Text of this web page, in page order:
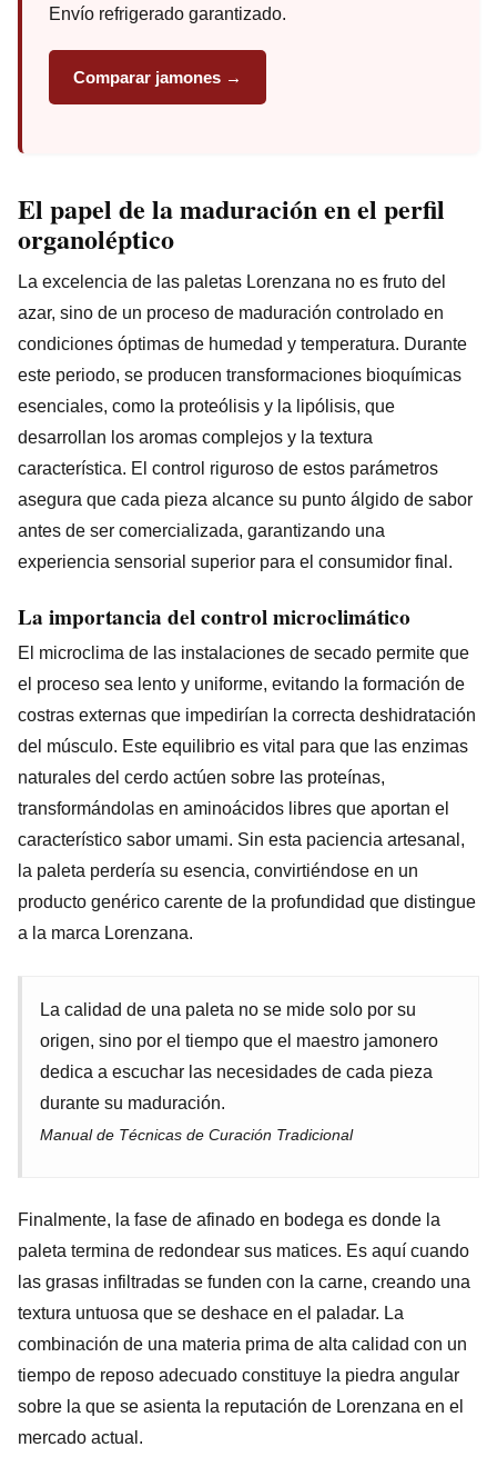
Envío refrigerado garantizado.
Comparar jamones →
El papel de la maduración en el perfil
organoléptico
La excelencia de las paletas Lorenzana no es fruto del
azar, sino de un proceso de maduración controlado en
condiciones óptimas de humedad y temperatura. Durante
este periodo, se producen transformaciones bioquímicas
esenciales, como la proteólisis y la lipólisis, que
desarrollan los aromas complejos y la textura
característica. El control riguroso de estos parámetros
asegura que cada pieza alcance su punto álgido de sabor
antes de ser comercializada, garantizando una
experiencia sensorial superior para el consumidor final.
La importancia del control microclimático
El microclima de las instalaciones de secado permite que
el proceso sea lento y uniforme, evitando la formación de
costras externas que impedirían la correcta deshidratación
del músculo. Este equilibrio es vital para que las enzimas
naturales del cerdo actúen sobre las proteínas,
transformándolas en aminoácidos libres que aportan el
característico sabor umami. Sin esta paciencia artesanal,
la paleta perdería su esencia, convirtiéndose en un
producto genérico carente de la profundidad que distingue
a la marca Lorenzana.
La calidad de una paleta no se mide solo por su
origen, sino por el tiempo que el maestro jamonero
dedica a escuchar las necesidades de cada pieza
durante su maduración.
Manual de Técnicas de Curación Tradicional
Finalmente, la fase de afinado en bodega es donde la
paleta termina de redondear sus matices. Es aquí cuando
las grasas infiltradas se funden con la carne, creando una
textura untuosa que se deshace en el paladar. La
combinación de una materia prima de alta calidad con un
tiempo de reposo adecuado constituye la piedra angular
sobre la que se asienta la reputación de Lorenzana en el
mercado actual.